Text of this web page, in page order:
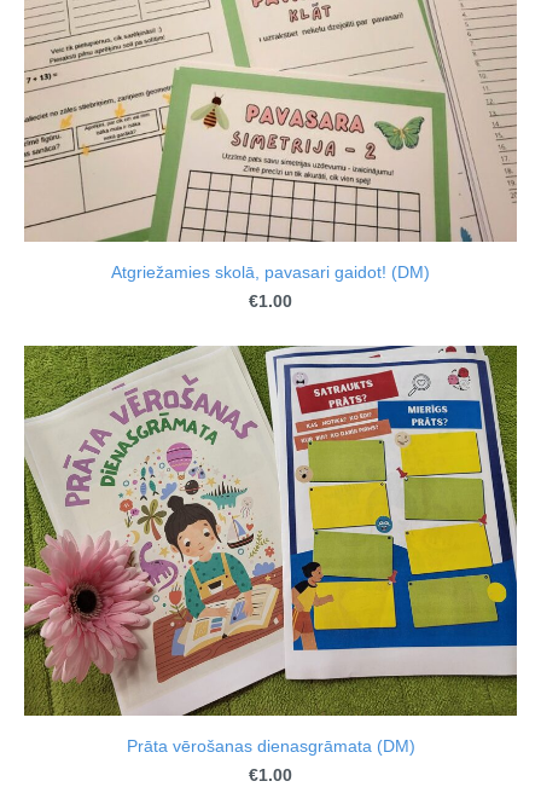
Atgriežamies skolā, pavasari gaidot! (DM)
€1.00
Prāta vērošanas dienasgrāmata (DM)
€1.00